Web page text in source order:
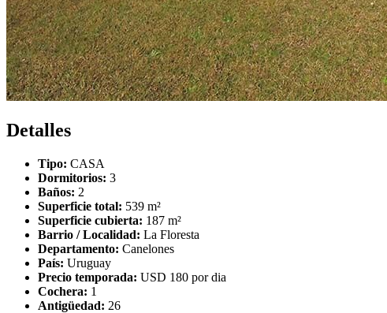
Detalles
Tipo: CASA
Dormitorios: 3
Baños: 2
Superficie total: 539 m²
Superficie cubierta: 187 m²
Barrio / Localidad: La Floresta
Departamento: Canelones
País: Uruguay
Precio temporada: USD 180 por dia
Cochera: 1
Antigüedad: 26